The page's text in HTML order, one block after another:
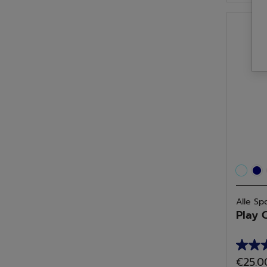
Alle
Play
5.0